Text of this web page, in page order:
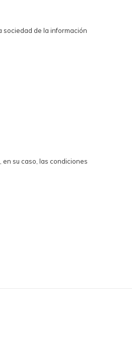
sociedad de la información
su caso, las condiciones